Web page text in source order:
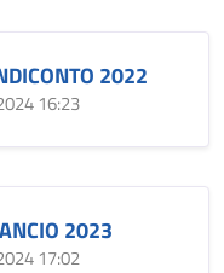
2022
16:23
2023
17:02